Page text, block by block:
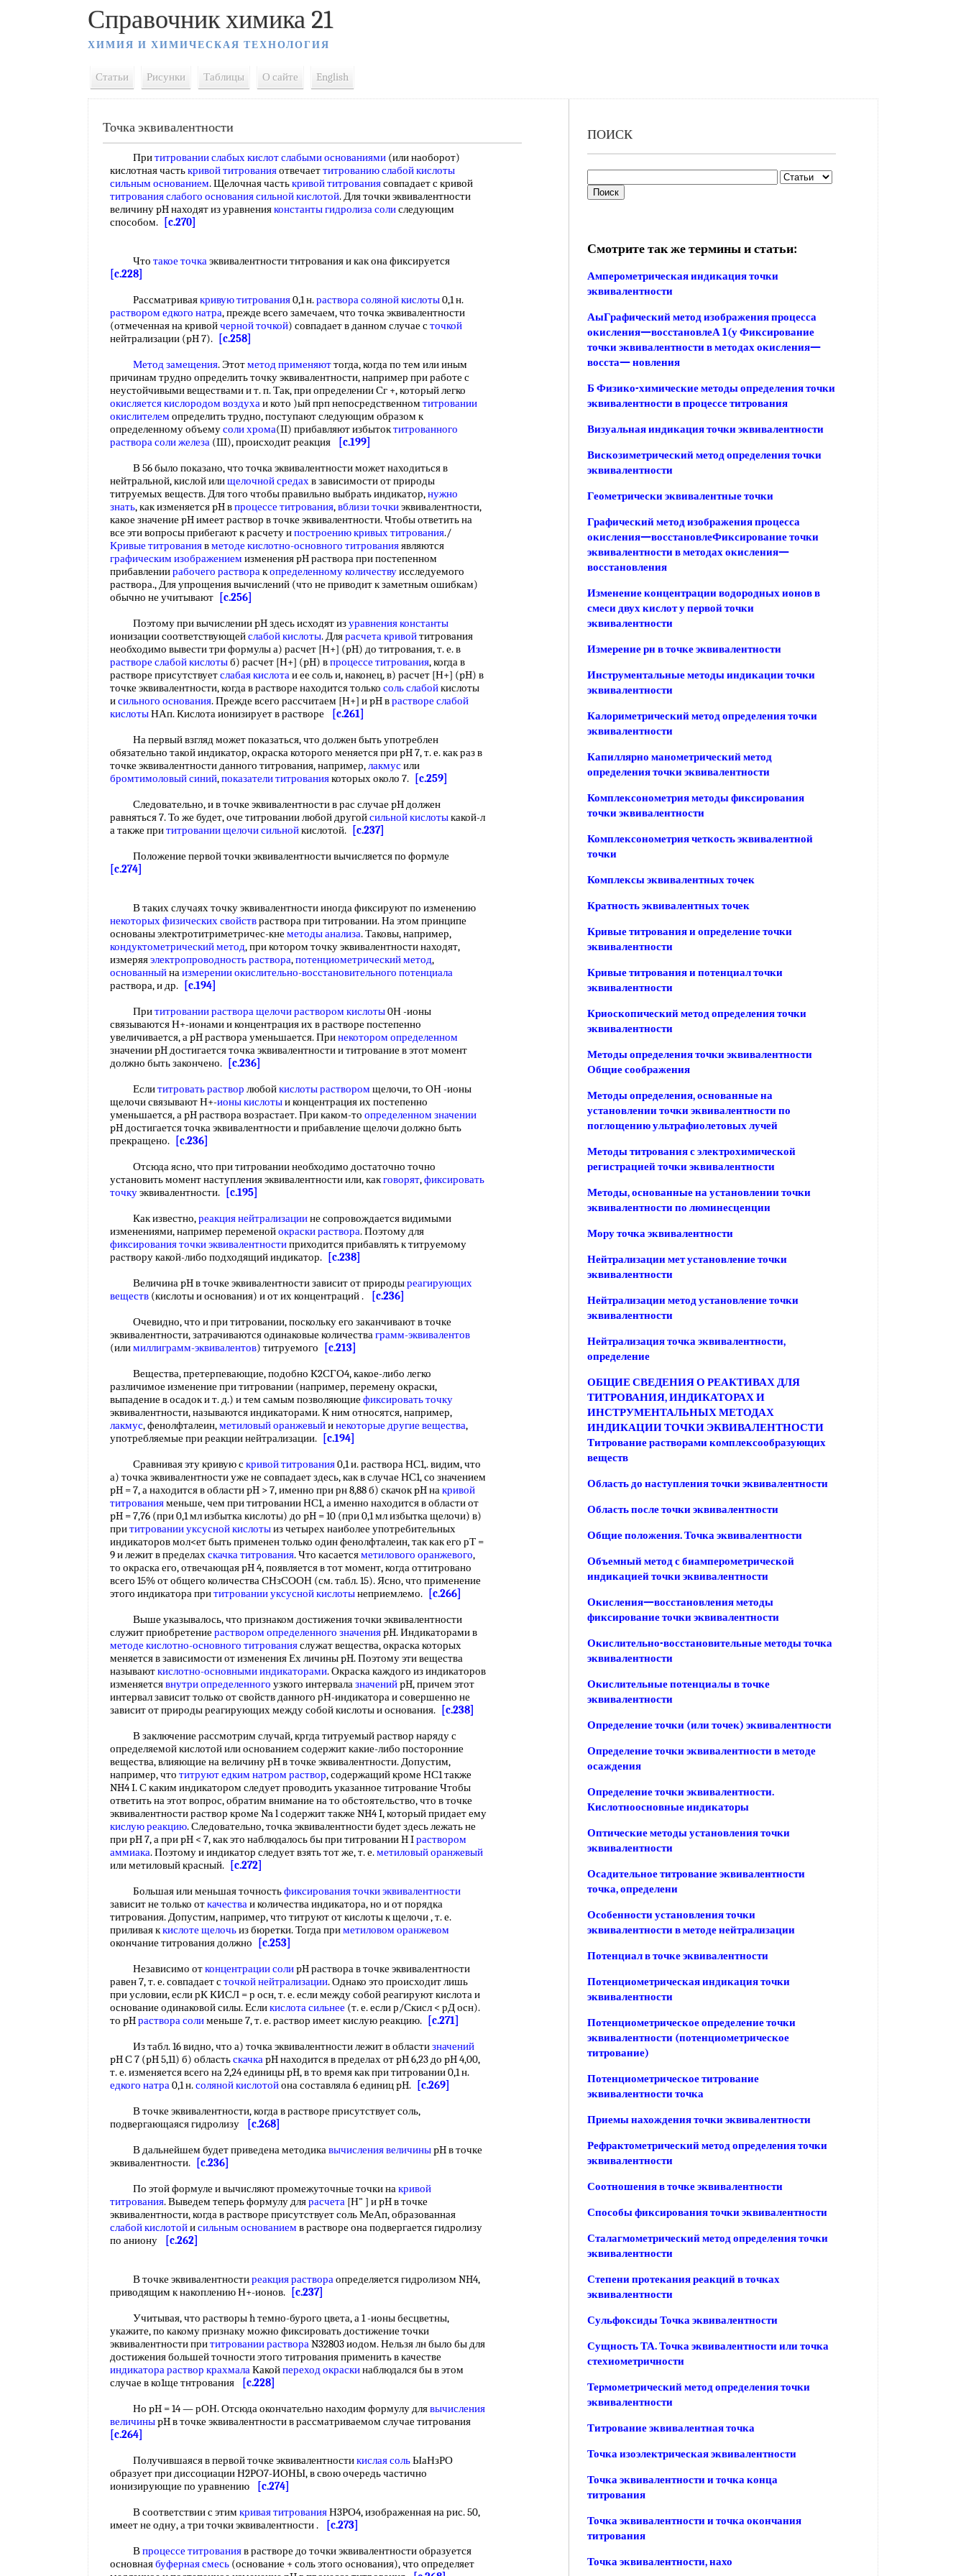
Справочник химика 21
ХИМИЯ И ХИМИЧЕСКАЯ ТЕХНОЛОГИЯ
Статьи Рисунки Таблицы О сайте English
Точка эквивалентности
Прититровании слабых кислот слабыми основаниями (или наоборот)
кислотная частькривой титрованияотвечаеттитрованию слабой кислоты
сильным основанием. Щелочная частькривой титрованиясовпадает с кривой
титрования слабого основания сильной кислотой. Для точки эквивалентности
величину pH находят из уравненияконстанты гидролиза солиследующим
способом.
[c.270]
Что такое точкаэквивалентности тнтрования и как она фиксируется
[c.228]
Рассматриваякривую титрования0,1 н.раствора соляной кислоты0,1 н.
раствором едкого натра, прежде всего замечаем, что точка эквивалентности
(отмеченная на кривойчерной точкой) совпадает в данном случае сточкой
нейтрализации (pH 7).
[c.258]
Метод замещения. Этотметод применяюттогда, когда по тем или иным
причинам трудно определить точку эквивалентности, например при работе с
неустойчивыми веществами и т. п. Так, при определении Сг +, который легко
окисляется кислородом воздухаи кото )ый прп непосредственном титровании
окислителем определить трудно, поступают следующим образом к
определенному объемусоли хрома(II) прибавляют избытоктитрованного
раствора соли железа (III), происходит реакция
[c.199]
В 56 было показано, что точка эквивалентности может находиться в
нейтральной, кислой илищелочной средахв зависимости от природы
титруемых веществ. Для того чтобы правильно выбрать индикатор,нужно
знать, как изменяется pH впроцессе титрования,вблизи точкиэквивалентности,
какое значение pH имеет раствор в точке эквивалентности. Чтобы ответить на
все эти вопросы прибегают к расчету ипостроению кривых титрования./
Кривые титрованиявметоде кислотно-основного титрованияявляются
графическим изображением изменения pH раствора при постепенном
прибавлениирабочего растворакопределенному количествуисследуемого
раствора., Для упрощения вычислений (что не приводит к заметным ошибкам)
обычно не учитывают
[c.256]
Поэтому при вычислении pH здесь исходят изуравнения константы
ионизации соответствующейслабой кислоты. Длярасчета кривойтитрования
необходимо вывести три формулы а) расчет [Н+] (pH) до титрования, т. е. в
растворе слабой кислотыб) расчет [Н+] (pH) впроцессе титрования, когда в
растворе присутствуетслабая кислотаи ее соль и, наконец, в) расчет [Н+] (pH) в
точке эквивалентности, когда в растворе находится только соль слабойкислоты
исильного основания. Прежде всего рассчитаем [Н+] и pH врастворе слабой
кислотыНАп. Кислота ионизирует в растворе
[c.261]
На первый взгляд может показаться, что должен быть употреблен
обязательно такой индикатор, окраска которого меняется при pH 7, т. е. как раз в
точке эквивалентности данного титрования, например,лакмусили
бромтимоловый синий,показатели титрованиякоторых около 7.
[c.259]
Следовательно, и в точке эквивалентности в рас случае pH должен
равняться 7. То же будет, оче титровании любой другойсильной кислотыкакой-л
а также прититровании щелочи сильнойкислотой.
[c.237]
Положение первой точки эквивалентности вычисляется по формуле
[c.274]
В таких случаях точку эквивалентности иногда фиксируют по изменению
некоторых физических свойствраствора при титровании. На этом принципе
основаны электротитриметричес-кне методы анализа. Таковы, например,
кондуктометрический метод, при котором точку эквивалентности находят,
измеряяэлектропроводность раствора,потенциометрический метод,
основанныйнаизмерении окислительно-восстановительного потенциала
раствора, и др.
[c.194]
Прититровании раствора щелочи раствором кислоты0Н -ионы
связываются Н+-ионами и концентрация их в растворе постепенно
увеличивается, а pH раствора уменьшается. Принекотором определенном
значении pH достигается точка эквивалентности и титрование в этот момент
должно быть закончено.
[c.236]
Еслититровать раствор любойкислоты раствором щелочи, то ОН -ионы
щелочи связывают Н+-ионы кислотыи концентрация их постепенно
уменьшается, а pH раствора возрастает. При каком-то определенном значении
pH достигается точка эквивалентности и прибавление щелочи должно быть
прекращено.
[c.236]
Отсюда ясно, что при титровании необходимо достаточно точно
установить момент наступления эквивалентности или, какговорят,фиксировать
точкуэквивалентности.
[c.195]
Как известно,реакция нейтрализациине сопровождается видимыми
изменениями, например переменойокраски раствора. Поэтому для
фиксирования точки эквивалентностиприходится прибавлять к титруемому
раствору какой-либо подходящий индикатор.
[c.238]
Величина pH в точке эквивалентности зависит от природыреагирующих
веществ (кислоты и основания) и от их концентраций .
[c.236]
Очевидно, что и при титровании, поскольку его заканчивают в точке
эквивалентности, затрачиваются одинаковые количестваграмм-эквивалентов
(илимиллиграмм-эквивалентов) титруемого
[c.213]
Вещества, претерпевающие, подобно К2СГО4, какое-либо легко
различимое изменение при титровании (например, перемену окраски,
выпадение в осадок и т. д.) и тем самым позволяющие фиксировать точку
эквивалентности, называются индикаторами. К ним относятся, например,
лакмус, фенолфталеин,метиловый оранжевыйинекоторые другие вещества,
употребляемые при реакции нейтрализации.
[c.194]
Сравнивая эту кривую скривой титрования0,1 и. раствора НС1,. видим, что
а) точка эквивалентности уже не совпадает здесь, как в случае НС1, со значением
pH = 7, а находится в области pH > 7, именно при рн 8,88 б) скачок pH накривой
титрованияменьше, чем при титровании НС1, а именно находится в области от
pH = 7,76 (при 0,1 мл избытка кислоты) до pH = 10 (при 0,1 мл избытка щелочи) в)
прититровании уксусной кислотыиз четырех наиболее употребительных
индикаторов мол<ет быть применен только один фенолфталеин, так как его рТ =
9 и лежит в пределахскачка титрования. Что касаетсяметилового оранжевого,
то окраска его, отвечающая pH 4, появляется в тот момент, когда оттитровано
всего 15% от общего количества СНзСООН (см. табл. 15). Ясно, что применение
этого индикатора прититровании уксусной кислотынеприемлемо.
[c.266]
Выше указывалось, что признаком достижения точки эквивалентности
служит приобретение раствором определенного значенияpH. Индикаторами в
методе кислотно-основного титрованияслужат вещества, окраска которых
меняется в зависимости от изменения Ех личины pH. Поэтому эти вещества
называюткислотно-основными индикаторами. Окраска каждого из индикаторов
изменяетсявнутри определенного узкого интервалазначенийpH, причем этот
интервал зависит только от свойств данного рН-индикатора и совершенно не
зависит от природы реагирующих между собой кислоты и основания.
[c.238]
В заключение рассмотрим случай, кргда титруемый раствор наряду с
определяемой кислотой или основанием содержит какие-либо посторонние
вещества, влияющие на величину pH в точке эквивалентности. Допустим,
например, что титруют едким натром раствор, содержащий кроме НС1 также
NH4 I. С каким индикатором следует проводить указанное титрование Чтобы
ответить на этот вопрос, обратим внимание на то обстоятельство, что в точке
эквивалентности раствор кроме Na l содержит также NH4 I, который придает ему
кислую реакцию. Следовательно, точка эквивалентности будет здесь лежать не
при pH 7, а при pH < 7, как это наблюдалось бы при титровании H Iраствором
аммиака. Поэтому и индикатор следует взять тот же, т. е.метиловый оранжевый
или метиловый красный.
[c.272]
Большая или меньшая точностьфиксирования точки эквивалентности
зависит не только откачестваи количества индикатора, но и от порядка
титрования. Допустим, например, что титруют от кислоты к щелочи , т. е.
приливая ккислоте щелочьиз бюретки. Тогда приметиловом оранжевом
окончание титрования должно
[c.253]
Независимо отконцентрации солиpH раствора в точке эквивалентности
равен 7, т. е. совпадает сточкой нейтрализации. Однако это происходит лишь
при условии, если рК КИСЛ = р осн, т. е. если между собой реагируют кислота и
основание одинаковой силы. Есликислота сильнее (т. е. если р/Скисл < рД осн).
то pHраствора солименьше 7, т. е. раствор имеет кислую реакцию.
[c.271]
Из табл. 16 видно, что а) точка эквивалентности лежит в областизначений
pH С 7 (pH 5,11) б) областьскачкаpH находится в пределах от pH 6,23 до pH 4,00,
т. е. изменяется всего на 2,24 единицы pH, в то время как при титровании 0,1 н.
едкого натра0,1 н.соляной кислотойона составляла 6 единиц pH.
[c.269]
В точке эквивалентности, когда в растворе присутствует соль,
подвергающаяся гидролизу
[c.268]
В дальнейшем будет приведена методикавычисления величиныpH в точке
эквивалентности.
[c.236]
По этой формуле и вычисляют промежуточные точки накривой
титрования. Выведем теперь формулу длярасчета [Н" ] и pH в точке
эквивалентности, когда в растворе присутствует соль МеАп, образованная
слабой кислотойисильным основанием в растворе она подвергается гидролизу
по аниону
[c.262]
В точке эквивалентностиреакция раствораопределяется гидролизом NH4,
приводящим к накоплению Н+-ионов.
[c.237]
Учитывая, что растворы h темно-бурого цвета, а 1 -ионы бесцветны,
укажите, по какому признаку можно фиксировать достижение точки
эквивалентности прититровании раствораN32803 иодом. Нельзя лн было бы для
достижения большей точности этого титрования применить в качестве
индикатора раствор крахмалаКакойпереход окраскинаблюдался бы в этом
случае в ко1ще тнтрования
[c.228]
Но pH = 14 — рОН. Отсюда окончательно находим формулу длявычисления
величиныpH в точке эквивалентности в рассматриваемом случае титрования
[c.264]
Получившаяся в первой точке эквивалентностикислая сольЫаНзРО
образует при диссоциации Н2РО7-ИОНЫ, в свою очередь частично
ионизирующие по уравнению
[c.274]
В соответствии с этим кривая титрованияН3РО4, изображенная на рис. 50,
имеет не одну, а три точки эквивалентности .
[c.273]
Впроцессе титрованияв растворе до точки эквивалентности образуется
основнаябуферная смесь (основание + соль этого основания), что определяет
ПОИСК
Смотрите так же термины и статьи:
Амперометрическая индикация точки
эквивалентности
АыГрафический метод изображения процесса
окисления—восстановлеА 1(у Фиксирование
точки эквивалентности в методах окисления—
восста— новления
Б Физико-химические методы определения точки
эквивалентности в процессе титрования
Визуальная индикация точки эквивалентности
Вискозиметрический метод определения точки
эквивалентности
Геометрически эквивалентные точки
Графический метод изображения процесса
окисления—восстановлеФиксирование точки
эквивалентности в методах окисления—
восстановления
Изменение концентрации водородных ионов в
смеси двух кислот у первой точки
эквивалентности
Измерение рн в точке эквивалентности
Инструментальные методы индикации точки
эквивалентности
Калориметрический метод определения точки
эквивалентности
Капиллярно манометрический метод
определения точки эквивалентности
Комплексонометрия методы фиксирования
точки эквивалентности
Комплексонометрия четкость эквивалентной
точки
Комплексы эквивалентных точек
Кратность эквивалентных точек
Кривые титрования и определение точки
эквивалентности
Кривые титрования и потенциал точки
эквивалентности
Криоскопический метод определения точки
эквивалентности
Методы определения точки эквивалентности
Общие соображения
Методы определения, основанные на
установлении точки эквивалентности по
поглощению ультрафиолетовых лучей
Методы титрования с электрохимической
регистрацией точки эквивалентности
Методы, основанные на установлении точки
эквивалентности по люминесценции
Мору точка эквивалентности
Нейтрализации мет установление точки
эквивалентности
Нейтрализации метод установление точки
эквивалентности
Нейтрализация точка эквивалентности,
определение
ОБЩИЕ СВЕДЕНИЯ О РЕАКТИВАХ ДЛЯ
ТИТРОВАНИЯ, ИНДИКАТОРАХ И
ИНСТРУМЕНТАЛЬНЫХ МЕТОДАХ
ИНДИКАЦИИ ТОЧКИ ЭКВИВАЛЕНТНОСТИ
Титрование растворами комплексообразующих
веществ
Область до наступления точки эквивалентности
Область после точки эквивалентности
Общие положения. Точка эквивалентности
Объемный метод с биамперометрической
индикацией точки эквивалентности
Окисления—восстановления методы
фиксирование точки эквивалентности
Окислительно-восстановительные методы точка
эквивалентности
Окислительные потенциалы в точке
эквивалентности
Определение точки (или точек) эквивалентности
Определение точки эквивалентности в методе
осаждения
Определение точки эквивалентности.
Кислотноосновные индикаторы
Оптические методы установления точки
эквивалентности
Осадительное титрование эквивалентности
точка, определени
Особенности установления точки
эквивалентности в методе нейтрализации
Потенциал в точке эквивалентности
Потенциометрическая индикация точки
эквивалентности
Потенциометрическое определение точки
эквивалентности (потенциометрическое
титрование)
Потенциометрическое титрование
эквивалентности точка
Приемы нахождения точки эквивалентности
Рефрактометрический метод определения точки
эквивалентности
Соотношения в точке эквивалентности
Способы фиксирования точки эквивалентности
Сталагмометрический метод определения точки
эквивалентности
Степени протекания реакций в точках
эквивалентности
Сульфоксиды Точка эквивалентности
Сущность ТА. Точка эквивалентности или точка
стехиометричности
Термометрический метод определения точки
эквивалентности
Титрование эквивалентная точка
Точка изоэлектрическая эквивалентности
Точка эквивалентности и точка конца
титрования
Точка эквивалентности и точка окончания
титрования
Точка эквивалентности, нахо